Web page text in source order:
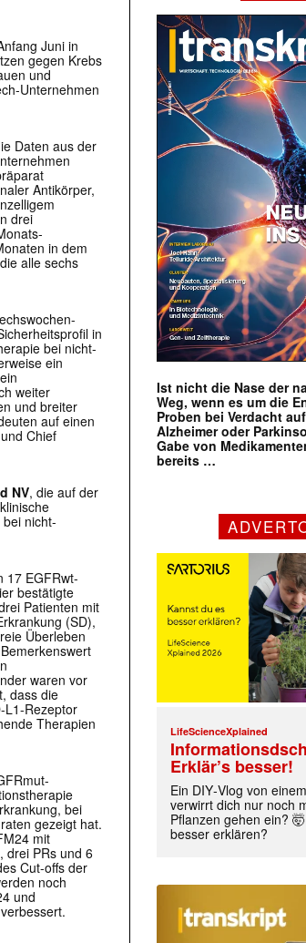
Juni in
gegen Krebs
und
Unternehmen
Daten aus der
Antikörper,
drei
in dem
alle sechs
in
bei nicht-
ein
weiter
und breiter
auf einen
Chief
NV, die auf der
nicht-
17 EGFRwt-
bestätigte
Patienten mit
(SD),
Überleben
waren vor
dass die
L1-Rezeptor
Therapien
bei
gezeigt hat.
mit
drei PRs und 6
Cut-offs der
noch
und
Ist nicht die Nase der
Weg, wenn es um die
Proben bei Verdacht
Alzheimer oder
Gabe von
bereits …
LifeScienceXplained
Erklär’s besser!
Ein DIY‑Vlog von
verwirrt dich nur noch
Pflanzen gehen ein?
besser erklären?